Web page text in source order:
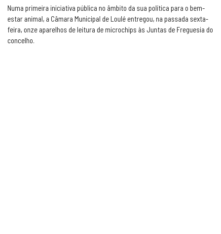
Numa primeira iniciativa pública no âmbito da sua política para o bem-
estar animal, a Câmara Municipal de Loulé entregou, na passada sexta-
feira, onze aparelhos de leitura de microchips às Juntas de Freguesia do
concelho.